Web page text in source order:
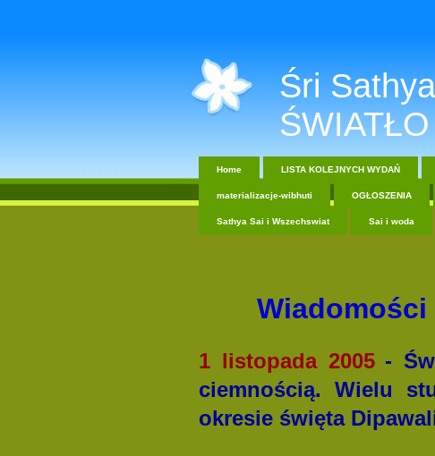
Śri
Home LISTA KOLEJNYCH WYDAŃ
materializacje-wibhuti OGŁOSZENIA
Sathya Sai i Wszechswiat Sai i woda
Wiadomości
1 listopada 2005 -
ciemnością. Wielu
okresie święta